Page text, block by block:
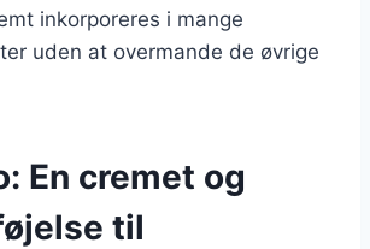
inkorporeres i mange
uden at overmande de øvrige
En cremet og
til